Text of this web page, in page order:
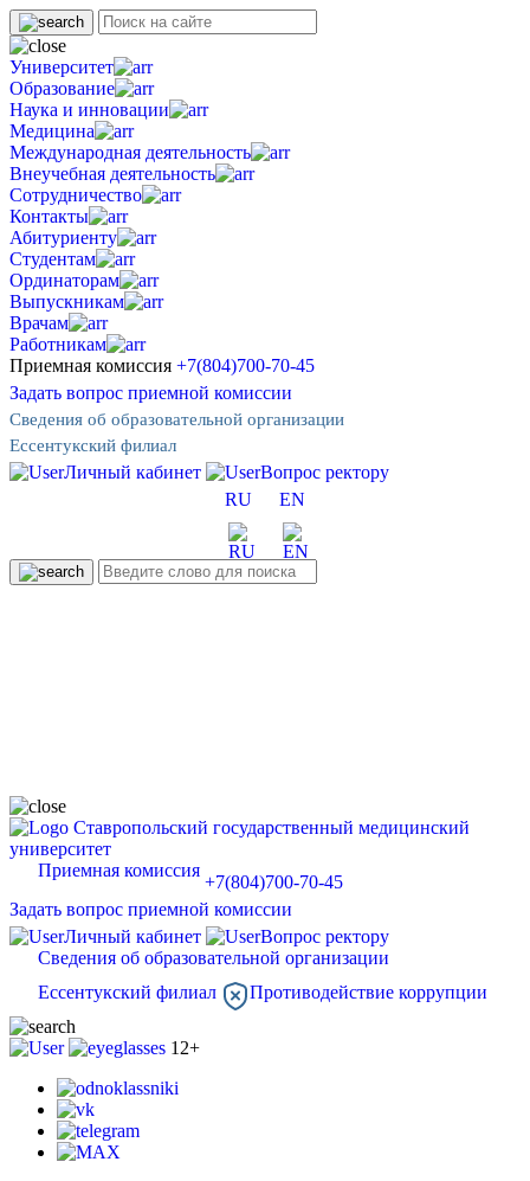
Университет
Образование
Наука и инновации
Медицина
Международная деятельность
Внеучебная деятельность
Сотрудничество
Контакты
Абитуриенту
Студентам
Ординаторам
Выпускникам
Врачам
Работникам
Приемная комиссия +7(804)700-70-45
Задать вопрос приемной комиссии
Сведения об образовательной организации
Ессентукский филиал
Личный кабинет
Вопрос ректору
RU
EN
Ставропольский государственный медицинский
университет
Приемная комиссия
+7(804)700-70-45
Задать вопрос приемной комиссии
Личный кабинет
Вопрос ректору
Сведения об образовательной организации
Ессентукский филиал
Противодействие коррупции
12+